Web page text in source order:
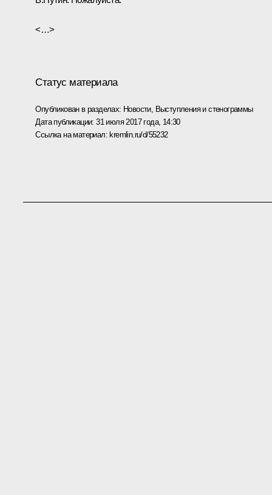
<…>
Статус материала
Опубликован в разделах: Новости, Выступления и стенограммы
Дата публикации:31 июля 2017 года, 14:30
Ссылка на материал: kremlin.ru/d/55232